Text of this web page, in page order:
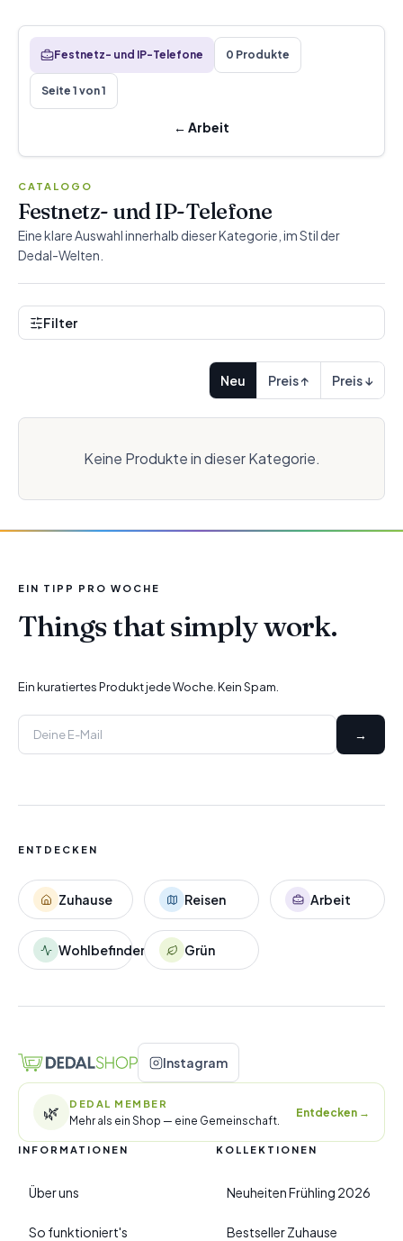
Festnetz- und IP-Telefone 0 Produkte
Seite 1 von 1
← Arbeit
CATALOGO
Festnetz- und IP-Telefone
Eine klare Auswahl innerhalb dieser Kategorie, im Stil der
Dedal-Welten.
Filter
Neu Preis ↑ Preis ↓
Keine Produkte in dieser Kategorie.
EIN TIPP PRO WOCHE
Things that simply work.
Ein kuratiertes Produkt jede Woche. Kein Spam.
→
ENTDECKEN
Zuhause Reisen Arbeit
Wohlbefinden Grün
Instagram
🌿 DEDAL MEMBER
Mehr als ein Shop — eine Gemeinschaft.
Entdecken →
INFORMATIONEN
Über uns
So funktioniert's
KOLLEKTIONEN
Neuheiten Frühling 2026
Bestseller Zuhause